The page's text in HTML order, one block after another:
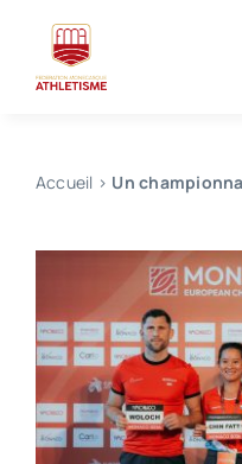
content
La Fédération
Événements
Accueil > Un